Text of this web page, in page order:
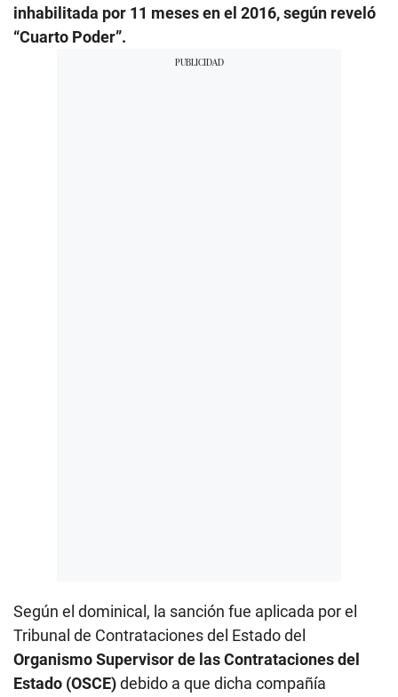
inhabilitada por 11 meses en el 2016, según reveló
“Cuarto Poder”.
Según el dominical, la sanción fue aplicada por el
Tribunal de Contrataciones del Estado del
Organismo Supervisor de las Contrataciones del
Estado (OSCE)debido a que dicha compañía